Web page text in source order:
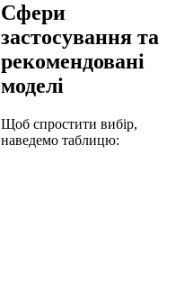
Сфери
застосування та
рекомендовані
моделі
Щоб спростити вибір,
наведемо таблицю: